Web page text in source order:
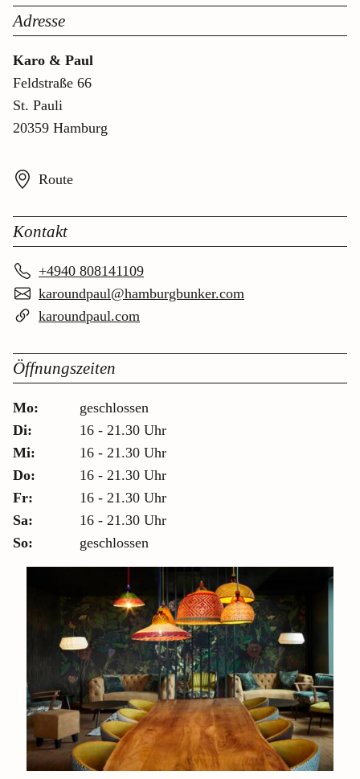
Adresse
Karo & Paul
Feldstraße 66
St. Pauli
20359 Hamburg
Route
Kontakt
+4940 808141109
karoundpaul@hamburgbunker.com
karoundpaul.com
Öffnungszeiten
Mo:
geschlossen
Di:
16 - 21.30 Uhr
Mi:
16 - 21.30 Uhr
Do:
16 - 21.30 Uhr
Fr:
16 - 21.30 Uhr
Sa:
16 - 21.30 Uhr
So:
geschlossen